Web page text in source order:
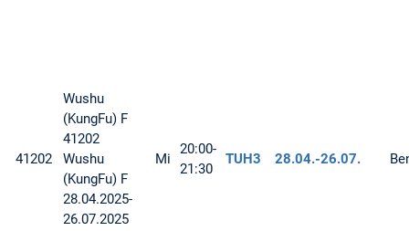
41202
Wushu
(KungFu) F
41202
Wushu
(KungFu) F
28.04.2025-
26.07.2025
Mi
20:00-
21:30
TUH3 28.04.-26.07.